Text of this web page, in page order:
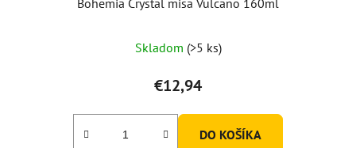
Skladom (>5 ks)
€12,94
DO KOŠÍKA